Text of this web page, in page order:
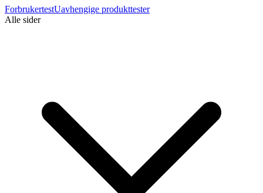
ForbrukertestUavhengige produkttester
Alle sider